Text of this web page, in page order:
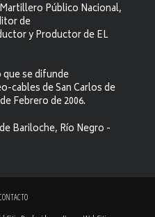
Público Nacional,
de
y Productor de EL
se difunde
cables de San Carlos de
Febrero de 2006.
de Bariloche, Río Negro -